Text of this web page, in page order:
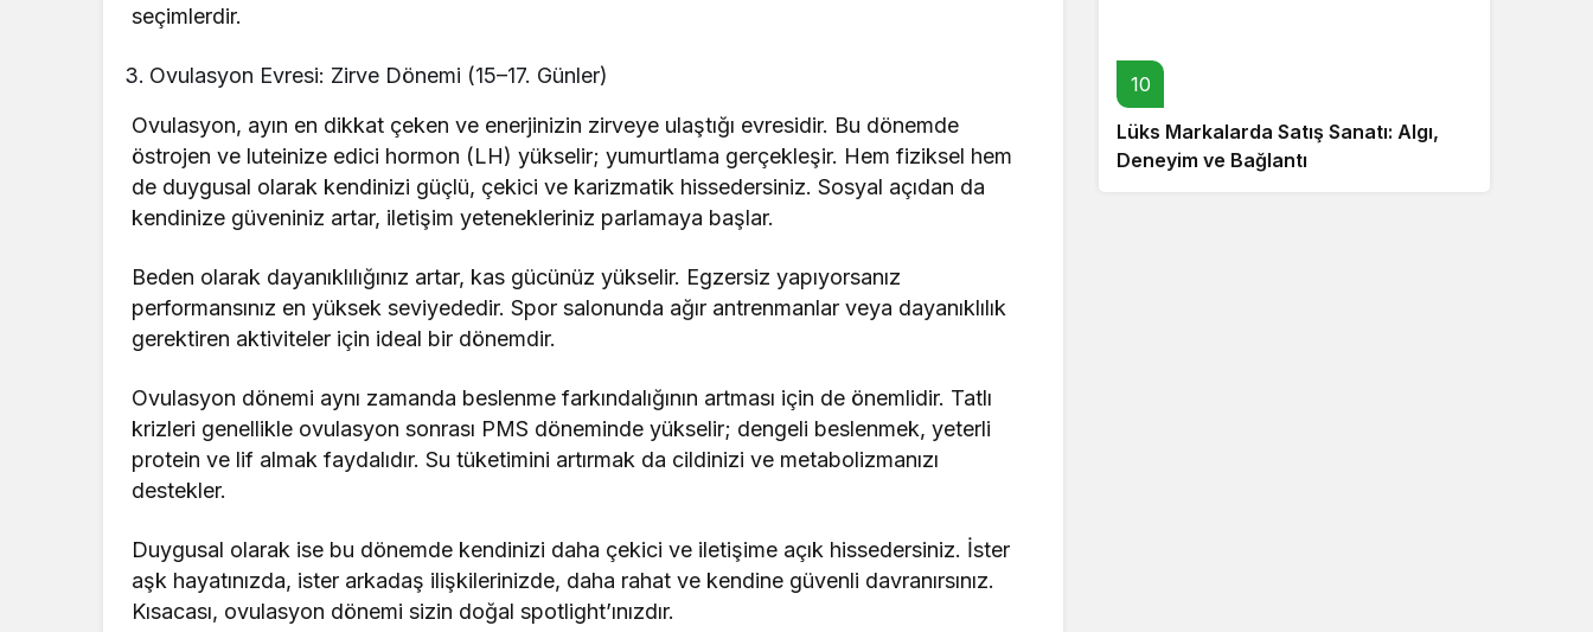
seçimlerdir.
Ovulasyon Evresi: Zirve Dönemi (15–17. Günler)
Ovulasyon, ayın en dikkat çeken ve enerjinizin zirveye ulaştığı evresidir. Bu dönemde
östrojen ve luteinize edici hormon (LH) yükselir; yumurtlama gerçekleşir. Hem fiziksel hem
de duygusal olarak kendinizi güçlü, çekici ve karizmatik hissedersiniz. Sosyal açıdan da
kendinize güveniniz artar, iletişim yetenekleriniz parlamaya başlar.
Beden olarak dayanıklılığınız artar, kas gücünüz yükselir. Egzersiz yapıyorsanız
performansınız en yüksek seviyededir. Spor salonunda ağır antrenmanlar veya dayanıklılık
gerektiren aktiviteler için ideal bir dönemdir.
Ovulasyon dönemi aynı zamanda beslenme farkındalığının artması için de önemlidir. Tatlı
krizleri genellikle ovulasyon sonrası PMS döneminde yükselir; dengeli beslenmek, yeterli
protein ve lif almak faydalıdır. Su tüketimini artırmak da cildinizi ve metabolizmanızı
destekler.
Duygusal olarak ise bu dönemde kendinizi daha çekici ve iletişime açık hissedersiniz. İster
aşk hayatınızda, ister arkadaş ilişkilerinizde, daha rahat ve kendine güvenli davranırsınız.
Kısacası, ovulasyon dönemi sizin doğal spotlight’ınızdır.
10
Lüks Markalarda Satış Sanatı: Algı,
Deneyim ve Bağlantı